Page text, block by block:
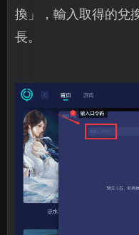
換」，輸入取得的兌
長。